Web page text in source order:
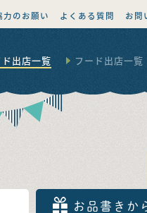
力のお願い よくある質問 お問
出店一覧 フード出店一覧
お品書きか